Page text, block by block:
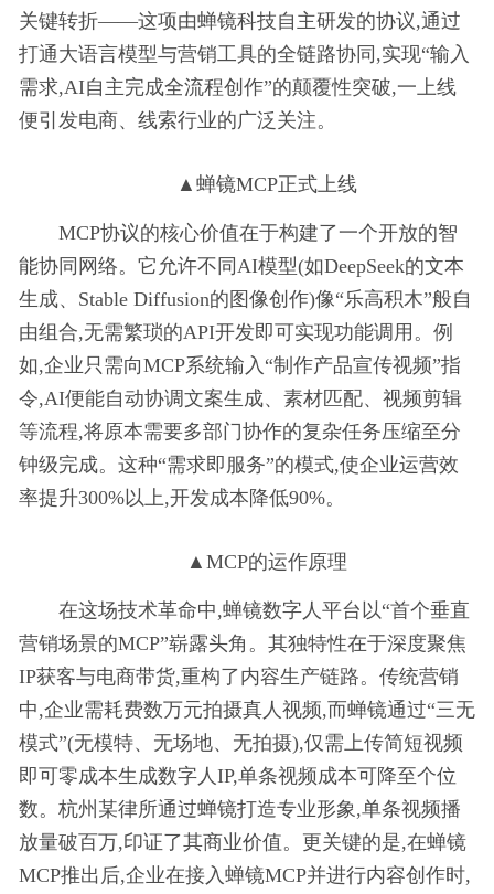
关键转折——这项由蝉镜科技自主研发的协议,通过
打通大语言模型与营销工具的全链路协同,实现“输入
需求,AI自主完成全流程创作”的颠覆性突破,一上线
便引发电商、线索行业的广泛关注。
▲蝉镜MCP正式上线
MCP协议的核心价值在于构建了一个开放的智
能协同网络。它允许不同AI模型(如DeepSeek的文本
生成、Stable Diffusion的图像创作)像“乐高积木”般自
由组合,无需繁琐的API开发即可实现功能调用。例
如,企业只需向MCP系统输入“制作产品宣传视频”指
令,AI便能自动协调文案生成、素材匹配、视频剪辑
等流程,将原本需要多部门协作的复杂任务压缩至分
钟级完成。这种“需求即服务”的模式,使企业运营效
率提升300%以上,开发成本降低90%。
▲MCP的运作原理
在这场技术革命中,蝉镜数字人平台以“首个垂直
营销场景的MCP”崭露头角。其独特性在于深度聚焦
IP获客与电商带货,重构了内容生产链路。传统营销
中,企业需耗费数万元拍摄真人视频,而蝉镜通过“三无
模式”(无模特、无场地、无拍摄),仅需上传简短视频
即可零成本生成数字人IP,单条视频成本可降至个位
数。杭州某律所通过蝉镜打造专业形象,单条视频播
放量破百万,印证了其商业价值。更关键的是,在蝉镜
MCP推出后,企业在接入蝉镜MCP并进行内容创作时,